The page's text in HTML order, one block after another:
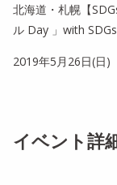
北海道・札幌【
ル Day 」with SDGs
2019年5月26日(日
イベント詳